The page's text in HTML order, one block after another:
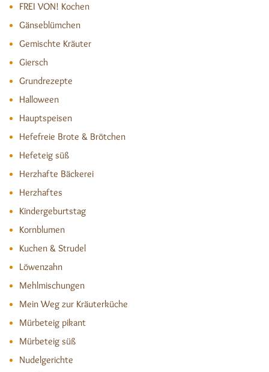
FREI VON! Kochen
Gänseblümchen
Gemischte Kräuter
Giersch
Grundrezepte
Halloween
Hauptspeisen
Hefefreie Brote & Brötchen
Hefeteig süß
Herzhafte Bäckerei
Herzhaftes
Kindergeburtstag
Kornblumen
Kuchen & Strudel
Löwenzahn
Mehlmischungen
Mein Weg zur Kräuterküche
Mürbeteig pikant
Mürbeteig süß
Nudelgerichte